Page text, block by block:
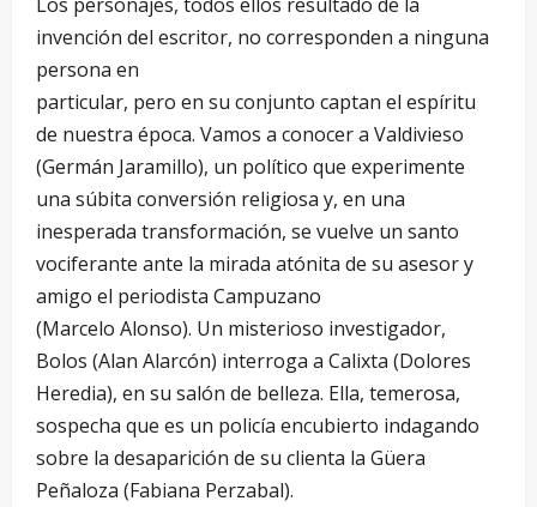
invención del escritor, no corresponden a ninguna
persona en
particular, pero en su conjunto captan el espíritu
de nuestra época. Vamos a conocer a Valdivieso
(Germán Jaramillo), un político que experimente
una súbita conversión religiosa y, en una
inesperada transformación, se vuelve un santo
vociferante ante la mirada atónita de su asesor y
amigo el periodista Campuzano
(Marcelo Alonso). Un misterioso investigador,
Bolos (Alan Alarcón) interroga a Calixta (Dolores
Heredia), en su salón de belleza. Ella, temerosa,
sospecha que es un policía encubierto indagando
sobre la desaparición de su clienta la Güera
Peñaloza (Fabiana Perzabal).